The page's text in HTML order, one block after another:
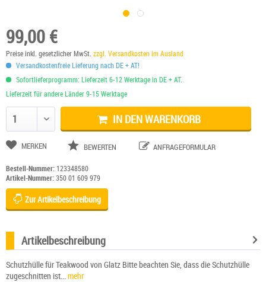
99,00 €
Preise inkl. gesetzlicher MwSt. zzgl. Versandkosten im Ausland
Versandkostenfreie Lieferung nach DE + AT!
Sofortlieferprogramm: Lieferzeit 6-12 Werktage in DE + AT.
Lieferzeit für andere Länder 9-15 Werktage
IN DEN WARENKORB
MERKEN BEWERTEN ANFRAGEFORMULAR
Bestell-Nummer:123348580
Artikel-Nummer:350 01 609 979
Zur Artikelbeschreibung
Artikelbeschreibung
Schutzhülle für Teakwood von Glatz Bitte beachten Sie, dass die Schutzhülle
zugeschnitten ist...
mehr